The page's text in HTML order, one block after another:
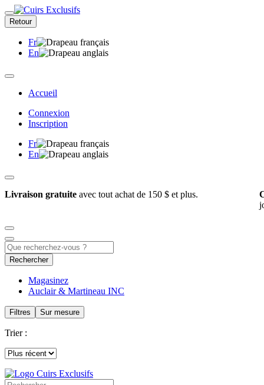
Retour
Fr
En
Accueil
Connexion
Inscription
Fr
En
Livraison gratuite avec tout achat de 150 $ et plus.
Rechercher
Magasinez
Auclair & Martineau INC
Filtres Sur mesure
Trier :